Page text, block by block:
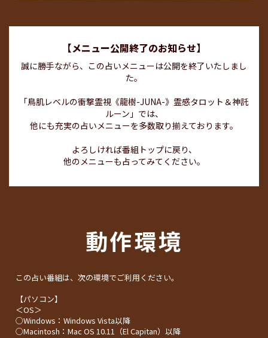
【メニュー公開終了のお知らせ】
誠に勝手ながら、この占いメニューは公開を終了いたしまし
た。
「鳥肌レベルの衝撃霊視《龍樹-JUNA-》霊感タロット＆神託
ルーン」では、
他にも充実の占いメニューを多数取り揃えております。
よろしければ番組トップに戻り、
他のメニューも占ってみてください。
動作環境
この占い番組は、次の環境でご利用ください。
【パソコン】
＜OS＞
○Windows：Windows Vista以降
○Macintosh：Mac OS 10.11（El Capitan）以降